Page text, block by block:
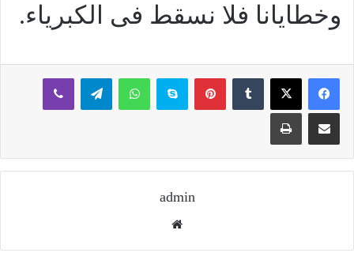
وخطايانا فلا نسقط فى الكبرياء.
بينتيريستسكايب واتساب تيلقرام ڤايبر
مشاركة عبر البريد طباعة
admin